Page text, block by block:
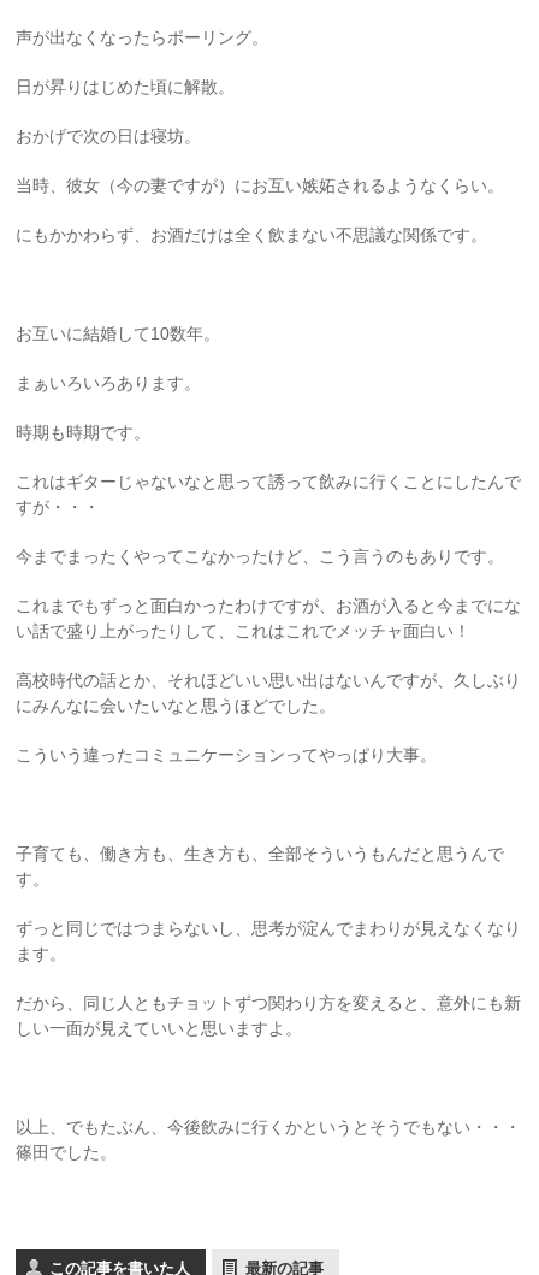
声が出なくなったらボーリング。
日が昇りはじめた頃に解散。
おかげで次の日は寝坊。
当時、彼女（今の妻ですが）にお互い嫉妬されるようなくらい。
にもかかわらず、お酒だけは全く飲まない不思議な関係です。
お互いに結婚して10数年。
まぁいろいろあります。
時期も時期です。
これはギターじゃないなと思って誘って飲みに行くことにしたんで
すが・・・
今までまったくやってこなかったけど、こう言うのもありです。
これまでもずっと面白かったわけですが、お酒が入ると今までにな
い話で盛り上がったりして、これはこれでメッチャ面白い！
高校時代の話とか、それほどいい思い出はないんですが、久しぶり
にみんなに会いたいなと思うほどでした。
こういう違ったコミュニケーションってやっぱり大事。
子育ても、働き方も、生き方も、全部そういうもんだと思うんで
す。
ずっと同じではつまらないし、思考が淀んでまわりが見えなくなり
ます。
だから、同じ人ともチョットずつ関わり方を変えると、意外にも新
しい一面が見えていいと思いますよ。
以上、でもたぶん、今後飲みに行くかというとそうでもない・・・
篠田でした。
この記事を書いた人 最新の記事